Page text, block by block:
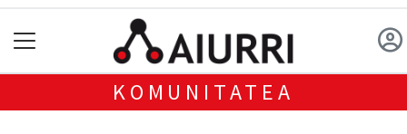
KOMUNITATEA